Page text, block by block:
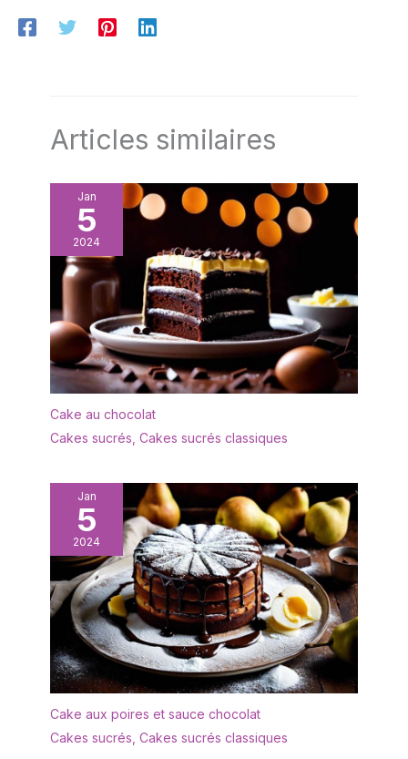
Articles similaires
Jan
5
2024
Cake au chocolat
Cakes sucrés Cakes sucrés classiques
Jan
5
2024
Cake aux poires et sauce chocolat
Cakes sucrés Cakes sucrés classiques